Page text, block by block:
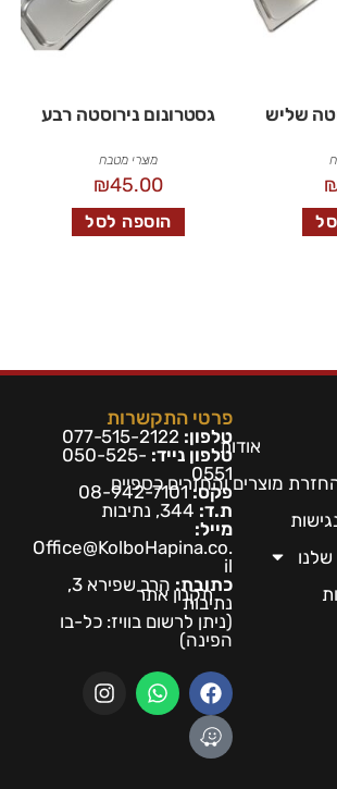
שליש גסטרונום נירוסטה רבע
מוצרי מטבח
₪45.00
הוספה לסל
אודות
מוצרים והחזרים כספיים
תקנון אתר
פרטי התקשרות
טלפון: 077-515-2122
טלפון נייד: 050-525-
0551
פקס:08-942-7101
ת.ד:
מייל:
Office@KolboHapina.co.
il
כתובת:
הרב שפירא 3,
נתיבות
(ניתן לרשום בוויז: כל-בו
הפינה)